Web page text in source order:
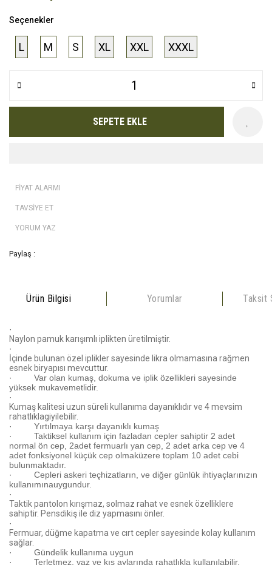
Seçenekler
L M S XL XXL XXXL
SEPETE EKLE
FİYAT ALARMI
TAVSİYE ET
YORUM YAZ
Paylaş :
Ürün Bilgisi Yorumlar Taksit
·
Naylon pamuk karışımlı iplikten üretilmiştir.
·
İçinde bulunan özel iplikler sayesinde likra olmamasına rağmen
esnek biryapısı mevcuttur.
·
Var olan kumaş, dokuma ve iplik özellikleri sayesinde
yüksek mukavemetlidir.
·
Kumaş kalitesi uzun süreli kullanıma dayanıklıdır ve 4 mevsim
rahatlıklagiyilebilir.
·
Yırtılmaya karşı dayanıklı kumaş
·
Taktiksel kullanım için fazladan cepler sahiptir 2 adet
normal ön cep, 2adet fermuarlı yan cep, 2 adet arka cep ve 4
adet fonksiyonel küçük cep olmaküzere toplam 10 adet cebi
bulunmaktadır.
·
Cepleri askeri teçhizatların, ve diğer günlük ihtiyaçlarınızın
kullanımınauygundur.
·
Taktik pantolon kırışmaz, solmaz rahat ve esnek özelliklere
sahiptir. Pensdikiş ile diz yapmasını önler.
·
Fermuar, düğme kapatma ve cırt cepler sayesinde kolay kullanım
sağlar.
·
Gündelik kullanıma uygun
·
Terletmez, yaz ve kış aylarında rahatlıkla kullanılabilir.